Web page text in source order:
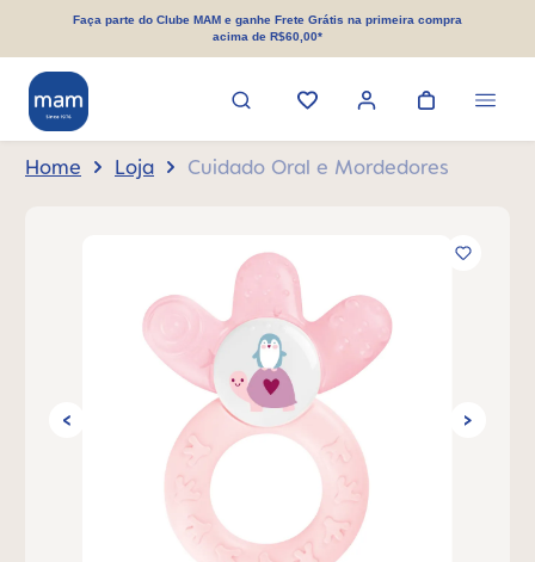
principal
Faça parte do Clube MAM e ganhe Frete Grátis na primeira compra
acima de R$60,00*
Home Loja Cuidado Oral e Mordedores